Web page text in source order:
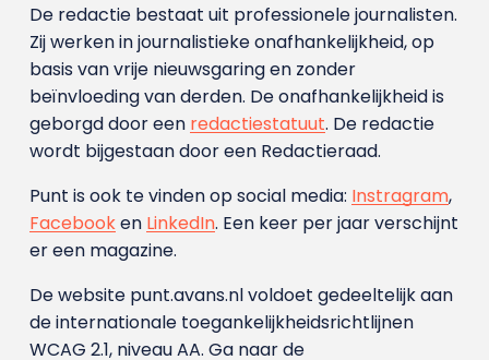
De redactie bestaat uit professionele journalisten.
Zij werken in journalistieke onafhankelijkheid, op
basis van vrije nieuwsgaring en zonder
beïnvloeding van derden. De onafhankelijkheid is
geborgd door een redactiestatuut. De redactie
wordt bijgestaan door een Redactieraad.
Punt is ook te vinden op social media: Instragram,
Facebooken LinkedIn. Een keer per jaar verschijnt
er een magazine.
De website punt.avans.nl voldoet gedeeltelijk aan
de internationale toegankelijkheidsrichtlijnen
WCAG 2.1, niveau AA. Ga naar de